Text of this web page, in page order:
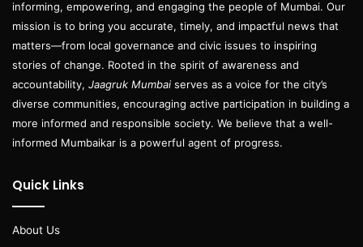
informing, empowering, and engaging the people of Mumbai. Our
mission is to bring you accurate, timely, and impactful news that
matters—from local governance and civic issues to inspiring
stories of change. Rooted in the spirit of awareness and
accountability, Jaagruk Mumbai serves as a voice for the city’s
diverse communities, encouraging active participation in building a
more informed and responsible society. We believe that a well-
informed Mumbaikar is a powerful agent of progress.
Quick Links
About Us